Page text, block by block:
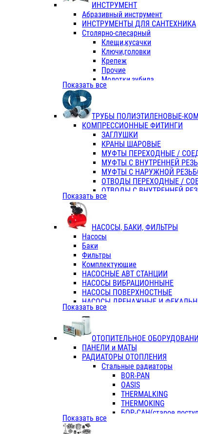
ИНСТРУМЕНТ
Абразивный инструмент
ИНСТРУМЕНТЫ ДЛЯ САНТЕХНИКА
Столярно-слесарный
Клещи,кусачки
Ключи,головки
Крепеж
Прочие
Молотки,зубила
Отвертки
Хоз. инвентарь
ЭЛ. ИНСТРУМЕНТ OASIS
Показать все
ТРУБЫ ПОЛИЭТИЛЕНОВЫЕ-
КОМПРЕССИОННЫЕ ФИТИНГИ
ЗАГЛУШКИ
КРАНЫ ШАРОВЫЕ
МУФТЫ ПЕРЕХОДНЫЕ /
МУФТЫ С ВНУТРЕННЕЙ
МУФТЫ С НАРУЖНОЙ
ОТВОДЫ ПЕРЕХОДНЫЕ /
ОТВОДЫ С ВНУТРЕННЕЙ
ОТВОДЫ С НАРУЖНОЙ
ТРОЙНИКИ ПЕРЕХОДНЫЕ /
ТРОЙНИКИ С ВНУТРЕННЕЙ
КОЛЬЦА РЕЗИНОВЫЕ
ТРУБЫ НАПОРНЫЕ
ТРУБЫ ГОФРИРОВАННЫЕ
ТРУБЫ ПОЛИЭТИЛЕНОВЫЕ
Показать все
НАСОСЫ, БАКИ, ФИЛЬТРЫ
Насосы
Баки
Фильтры
Комплектующие
НАСОСНЫЕ АВТ СТАНЦИИ
НАСОСЫ ВИБРАЦИОННЫНЕ
НАСОСЫ ПОВЕРХНОСТНЫЕ
НАСОСЫ ДРЕНАЖНЫЕ И
НАСОСЫ ПОВЫСИТ и
НАСОСЫ СКВАЖИННЫЕ
Показать все
ОТОПИТЕЛЬНОЕ
ПАНЕЛИ и МАТЫ
РАДИАТОРЫ ОТОПЛЕНИЯ
Стальные радиаторы
BOR-PAN
OASIS
THERMALKING
THERMOKING
БОР-САН(старое
Показать все